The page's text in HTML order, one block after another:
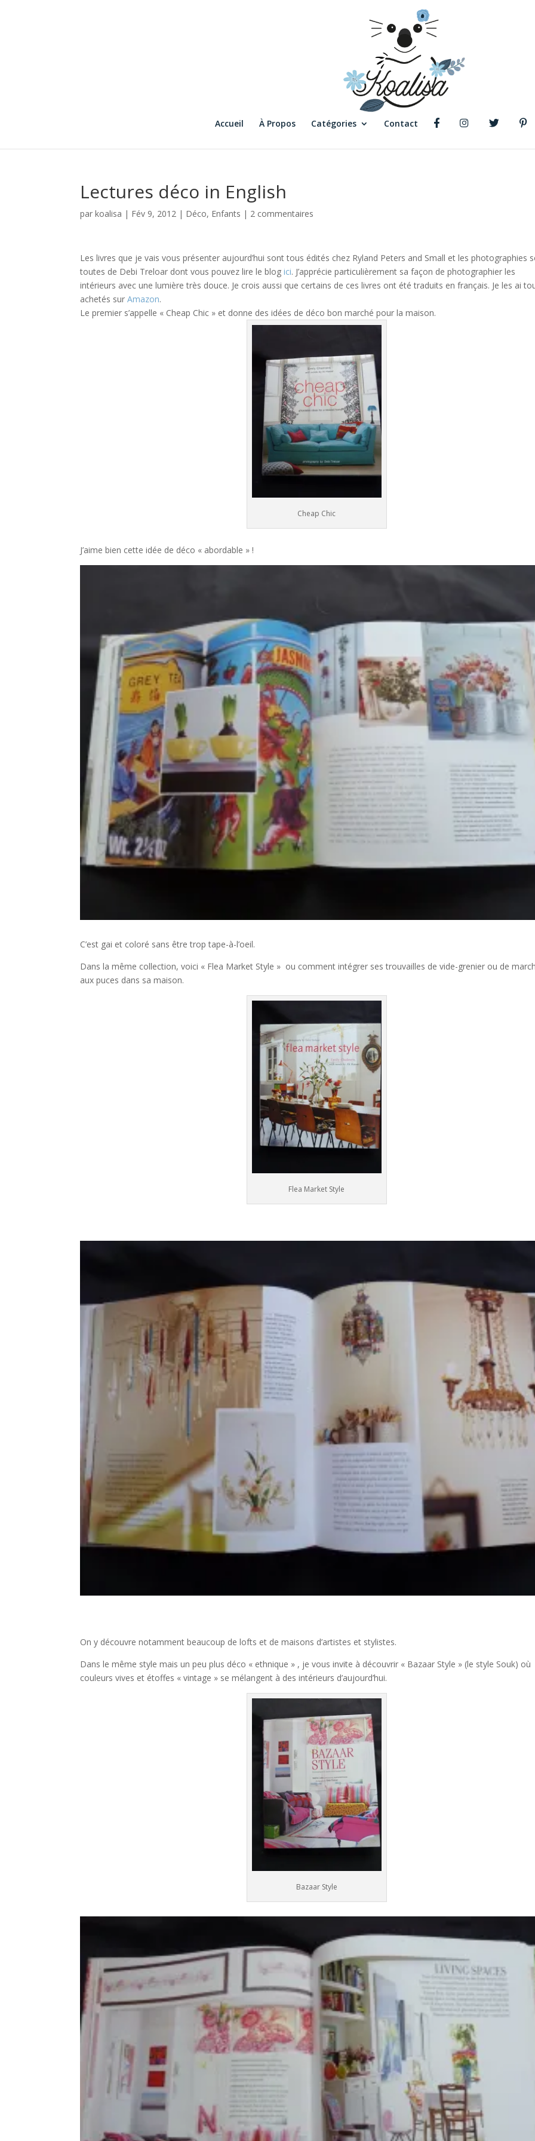
Accueil À Propos Catégories Contact
Lectures déco in English
parkoalisa | Fév 9, 2012 | Déco, Enfants | 2 commentaires
Les livres que je vais vous présenter aujourd’hui sont tous édités chez Ryland Peters and Small et les photographies
toutes de Debi Treloar dont vous pouvez lire le blogici. J’apprécie particulièrement sa façon de photographier les
intérieurs avec une lumière très douce. Je crois aussi que certains de ces livres ont été traduits en français. Je les ai
achetés surAmazon.
Le premier s’appelle « Cheap Chic » et donne des idées de déco bon marché pour la maison.
Cheap Chic
J’aime bien cette idée de déco « abordable » !
C’est gai et coloré sans être trop tape-à-l’oeil.
Dans la même collection, voici « Flea Market Style » ou comment intégrer ses trouvailles de vide-grenier ou de
aux puces dans sa maison.
Flea Market Style
On y découvre notamment beaucoup de lofts et de maisons d’artistes et stylistes.
Dans le même style mais un peu plus déco « ethnique » , je vous invite à découvrir « Bazaar Style » (le style Souk) où
couleurs vives et étoffes « vintage » se mélangent à des intérieurs d’aujourd’hui.
Bazaar Style